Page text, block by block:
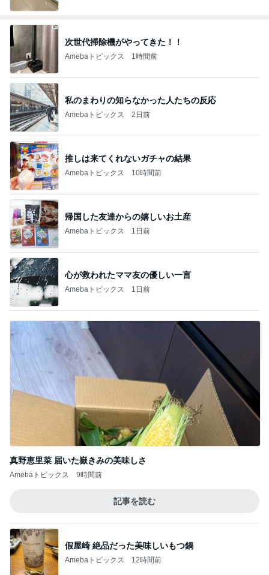
次世代掃除機がやってきた！！
Amebaトピックス 1時間前
私のまわりの知らなかった人たちの反応
Amebaトピックス 2日前
推しは来てくれないガチャの結果
Amebaトピックス 10時間前
帰国した友達からの嬉しいお土産
Amebaトピックス 1日前
心が救われたママ友の優しい一言
Amebaトピックス 1日前
真野恵里菜 届いた嶽きみの美味しさ
Amebaトピックス 9時間前
記事を読む
假屋崎 絶品だった美味しいもつ鍋
Amebaトピックス 12時間前